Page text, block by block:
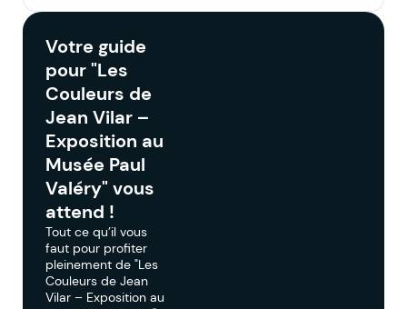
Votre guide
pour "Les
Couleurs de
Jean Vilar –
Exposition au
Musée Paul
Valéry" vous
attend !
Tout ce qu’il vous
faut pour profiter
pleinement de "Les
Couleurs de Jean
Vilar – Exposition au